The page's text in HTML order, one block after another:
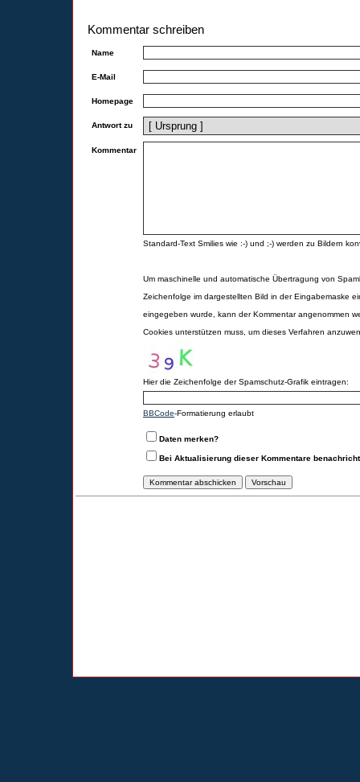
Kommentar schreiben
Name
E-Mail
Homepage
Antwort zu
Kommentar
Standard-Text Smilies wie :-) und ;-) werden zu Bildern
Um maschinelle und automatische Übertragung von
Zeichenfolge im dargestellten Bild in der Eingabemaske
eingegeben wurde, kann der Kommentar angenommen
Cookies unterstützen muss, um dieses Verfahren
Hier die Zeichenfolge der Spamschutz-Grafik eintragen:
BBCode-Formatierung erlaubt
Daten merken?
Bei Aktualisierung dieser Kommentare